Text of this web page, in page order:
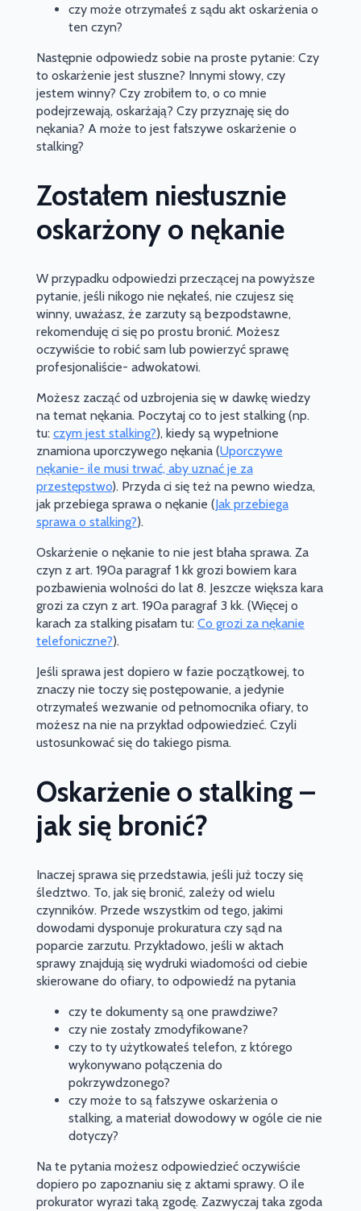
czy może otrzymałeś z sądu akt oskarżenia o
ten czyn?
Następnie odpowiedz sobie na proste pytanie: Czy
to oskarżenie jest słuszne? Innymi słowy, czy
jestem winny? Czy zrobiłem to, o co mnie
podejrzewają, oskarżają? Czy przyznaję się do
nękania? A może to jest fałszywe oskarżenie o
stalking?
Zostałem niesłusznie
oskarżony o nękanie
W przypadku odpowiedzi przeczącej na powyższe
pytanie, jeśli nikogo nie nękałeś, nie czujesz się
winny, uważasz, że zarzuty są bezpodstawne,
rekomenduję ci się po prostu bronić. Możesz
oczywiście to robić sam lub powierzyć sprawę
profesjonaliście- adwokatowi.
Możesz zacząć od uzbrojenia się w dawkę wiedzy
na temat nękania. Poczytaj co to jest stalking (np.
tu: czym jest stalking?), kiedy są wypełnione
znamiona uporczywego nękania (Uporczywe
nękanie- ile musi trwać, aby uznać je za
przestępstwo). Przyda ci się też na pewno wiedza,
jak przebiega sprawa o nękanie (Jak przebiega
sprawa o stalking?).
Oskarżenie o nękanie to nie jest błaha sprawa. Za
czyn z art. 190a paragraf 1 kk grozi bowiem kara
pozbawienia wolności do lat 8. Jeszcze większa kara
grozi za czyn z art. 190a paragraf 3 kk. (Więcej o
karach za stalking pisałam tu: Co grozi za nękanie
telefoniczne?).
Jeśli sprawa jest dopiero w fazie początkowej, to
znaczy nie toczy się postępowanie, a jedynie
otrzymałeś wezwanie od pełnomocnika ofiary, to
możesz na nie na przykład odpowiedzieć. Czyli
ustosunkować się do takiego pisma.
Oskarżenie o stalking –
jak się bronić?
Inaczej sprawa się przedstawia, jeśli już toczy się
śledztwo. To, jak się bronić, zależy od wielu
czynników. Przede wszystkim od tego, jakimi
dowodami dysponuje prokuratura czy sąd na
poparcie zarzutu. Przykładowo, jeśli w aktach
sprawy znajdują się wydruki wiadomości od ciebie
skierowane do ofiary, to odpowiedź na pytania
czy te dokumenty są one prawdziwe?
czy nie zostały zmodyfikowane?
czy to ty użytkowałeś telefon, z którego
wykonywano połączenia do
pokrzywdzonego?
czy może to są fałszywe oskarżenia o
stalking, a materiał dowodowy w ogóle cie nie
dotyczy?
Na te pytania możesz odpowiedzieć oczywiście
dopiero po zapoznaniu się z aktami sprawy. O ile
prokurator wyrazi taką zgodę. Zazwyczaj taka zgoda